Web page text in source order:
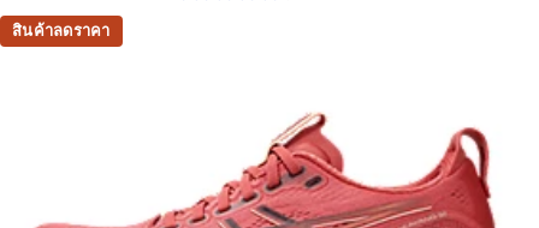
สินค้าลดราคา